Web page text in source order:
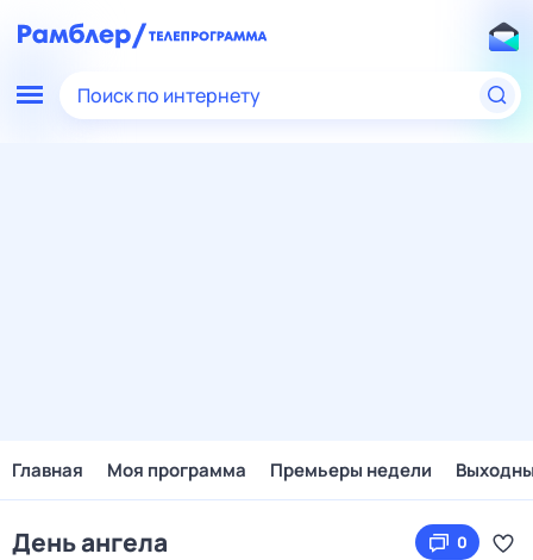
Поиск по интернету
Главная Моя программа Премьеры недели
День ангела 0